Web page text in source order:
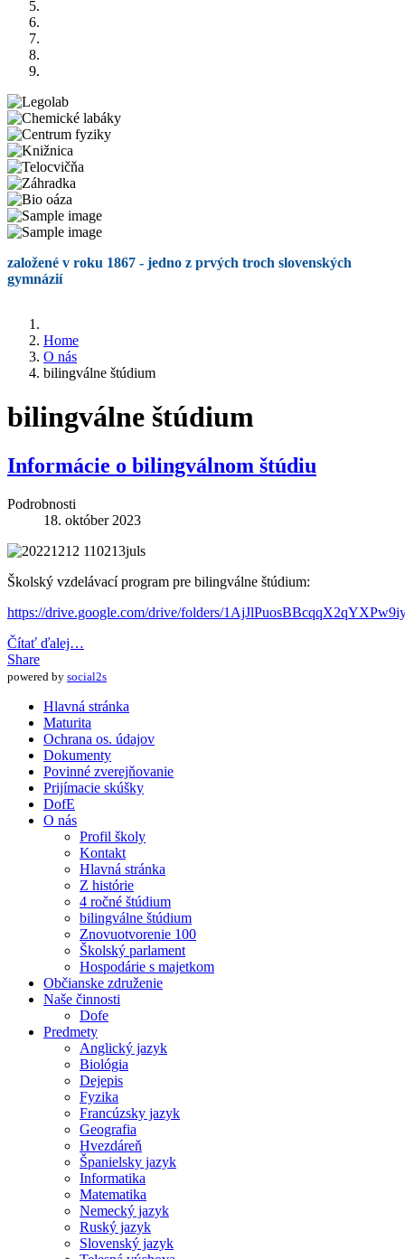
založené v roku 1867 - jedno z prvých troch slovenských
gymnázií
Home
O nás
bilingválne štúdium
bilingválne štúdium
Informácie o bilingválnom štúdiu
Podrobnosti
18. október 2023
Školský vzdelávací program pre bilingválne štúdium:
https://drive.google.com/drive/folders/
Čítať ďalej…
Share
powered by social2s
Hlavná stránka
Maturita
Ochrana os. údajov
Dokumenty
Povinné zverejňovanie
Prijímacie skúšky
DofE
O nás
Profil školy
Kontakt
Hlavná stránka
Z histórie
4 ročné štúdium
bilingválne štúdium
Znovuotvorenie 100
Školský parlament
Hospodárie s majetkom
Občianske združenie
Naše činnosti
Dofe
Predmety
Anglický jazyk
Biológia
Dejepis
Fyzika
Francúzsky jazyk
Geografia
Hvezdáreň
Španielsky jazyk
Informatika
Matematika
Nemecký jazyk
Ruský jazyk
Slovenský jazyk